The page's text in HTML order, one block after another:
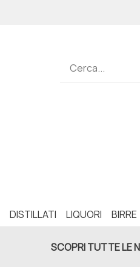
DISTILLATI LIQUORI BIRRE
SCOPRI TUTTE LE